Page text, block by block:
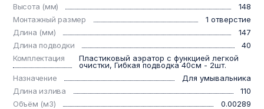
Высота (мм)
148
Монтажный размер
1 отверстие
Длина (мм)
147
Длина подводки
40
Комплектация
Пластиковый аэратор с функцией легкой
очистки, Гибкая подводка 40см - 2шт.
Назначение
Для умывальника
Длина излива
110
Объём (м3)
0.00289